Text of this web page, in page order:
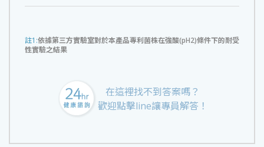
註1:依據第三方實驗室對於本產品專利菌株在強酸(pH2)條件下的耐受
性實驗之結果
在這裡找不到答案嗎？
歡迎點擊line讓專員解答！